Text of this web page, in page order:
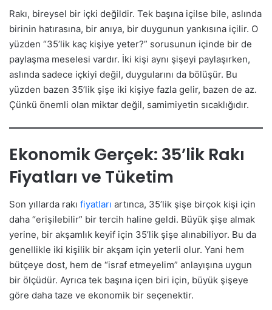
Rakı, bireysel bir içki değildir. Tek başına içilse bile, aslında
birinin hatırasına, bir anıya, bir duygunun yankısına içilir. O
yüzden “35’lik kaç kişiye yeter?” sorusunun içinde bir de
paylaşma meselesi vardır. İki kişi aynı şişeyi paylaşırken,
aslında sadece içkiyi değil, duygularını da bölüşür. Bu
yüzden bazen 35’lik şişe iki kişiye fazla gelir, bazen de az.
Çünkü önemli olan miktar değil, samimiyetin sıcaklığıdır.
Ekonomik Gerçek: 35’lik Rakı
Fiyatları ve Tüketim
Son yıllarda rakı fiyatları artınca, 35’lik şişe birçok kişi için
daha “erişilebilir” bir tercih haline geldi. Büyük şişe almak
yerine, bir akşamlık keyif için 35’lik şişe alınabiliyor. Bu da
genellikle iki kişilik bir akşam için yeterli olur. Yani hem
bütçeye dost, hem de “israf etmeyelim” anlayışına uygun
bir ölçüdür. Ayrıca tek başına içen biri için, büyük şişeye
göre daha taze ve ekonomik bir seçenektir.